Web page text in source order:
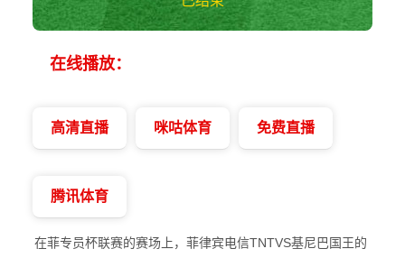
在线播放：
高清直播 咪咕体育 免费直播
腾讯体育
在菲专员杯联赛的赛场上，菲律宾电信TNTVS基尼巴国王的